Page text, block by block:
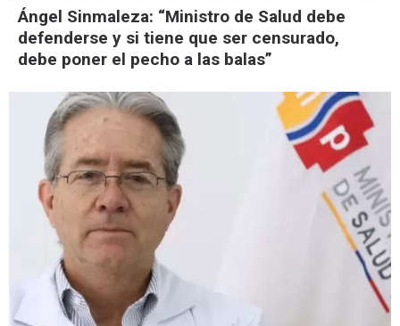
Ángel Sinmaleza: “Ministro de Salud debe
defenderse y si tiene que ser censurado,
debe poner el pecho a las balas”